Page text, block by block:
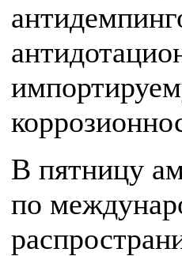
В пятницу
по